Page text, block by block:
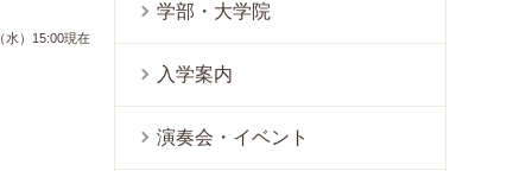
水）15:00現在
学部・大学院
入学案内
演奏会・イベント